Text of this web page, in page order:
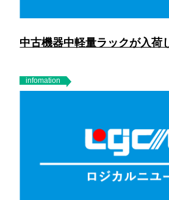
中古機器中軽量ラックが入荷
infomation